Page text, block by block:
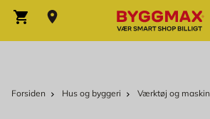
Indkøbskurv
Forsiden Hus og byggeri Værktøj og